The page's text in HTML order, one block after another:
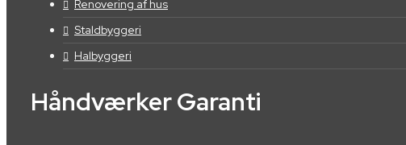
Renovering af hus
Staldbyggeri
Halbyggeri
Håndværker Garanti